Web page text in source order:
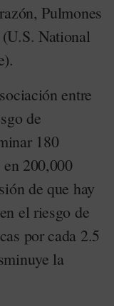
Pulmones
National
entre
de
180
en 200,000
de que hay
el riesgo de
por cada 2.5
la